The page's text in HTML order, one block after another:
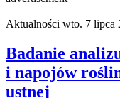
Aktualności wto. 7 lipca
Badanie
i napojów
ustnej